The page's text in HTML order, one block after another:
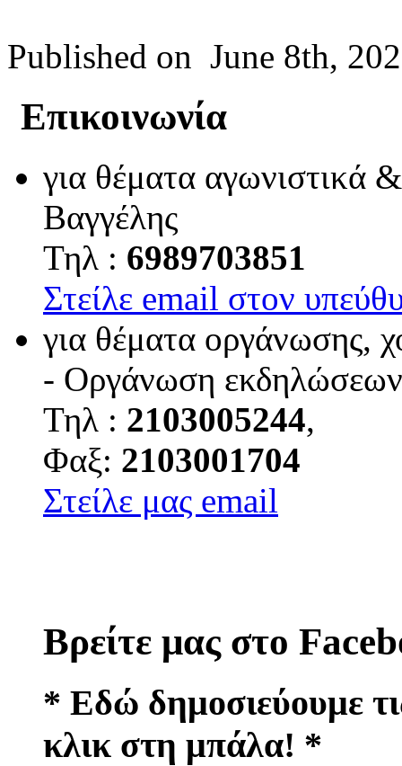
Published on June 8th,
Επικοινωνία
για θέματα αγωνιστικά
Βαγγέλης
Τηλ : 6989703851
Στείλε email στον
για θέματα
- Οργάνωση εκδηλώσεων
Τηλ : 2103005244,
Φαξ: 2103001704
Στείλε μας email
Βρείτε μας στο
* Εδώ δημοσιεύουμε
κλικ στη μπάλα! *